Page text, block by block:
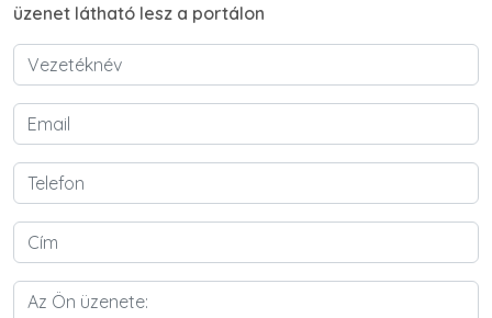
üzenet látható lesz a portálon